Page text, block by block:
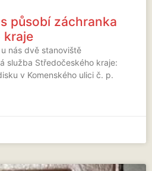
působí záchranka
kraje
nás dvě stanoviště
služba Středočeského kraje:
v Komenského ulici č. p.